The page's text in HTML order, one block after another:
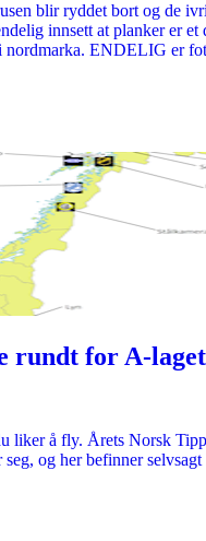
blir ryddet bort og de
innsett at planker er
nordmarka. ENDELIG er
rundt for A-
liker å fly. Årets Norsk
og her befinner